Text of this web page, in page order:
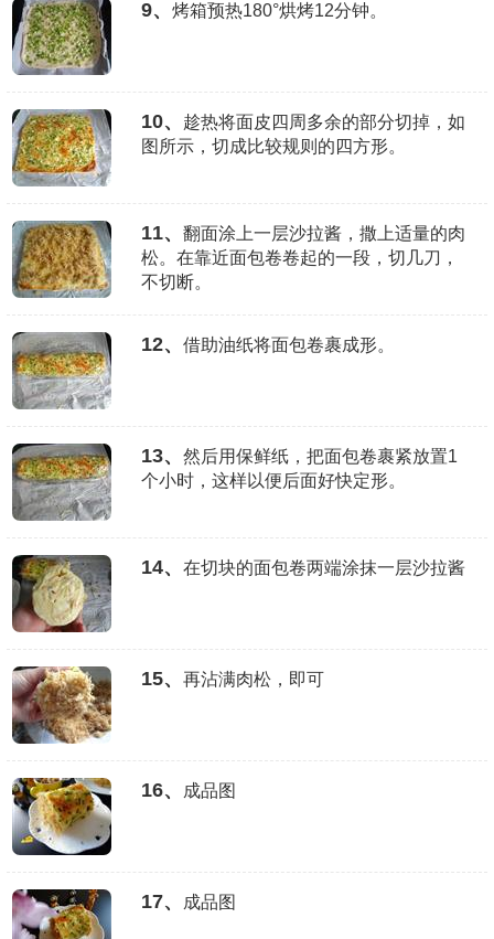
9、 烤箱预热180°烘烤12分钟。
10、
趁热将面皮四周多余的部分切掉，如
图所示，切成比较规则的四方形。
11、
翻面涂上一层沙拉酱，撒上适量的肉
松。在靠近面包卷卷起的一段，切几刀，
不切断。
12、 借助油纸将面包卷裹成形。
13、
然后用保鲜纸，把面包卷裹紧放置1
个小时，这样以便后面好快定形。
14、 在切块的面包卷两端涂抹一层沙拉酱
15、 再沾满肉松，即可
16、 成品图
17、 成品图